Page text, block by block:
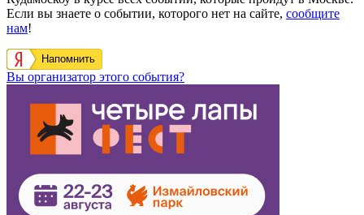
2026-06-24 2026-08-30
Москва, Зубовский бульвар, 2
Музей Москвы
Выставка «Век в лозунгах и красках.
Из истории московского плаката»
С 24 июня по 30 августа 2026 года в Музее Москвы пройдет
выставка «Век в лозунгах и красках…
https://schema.org/InStock 2026-06-23T09:10:00+03:00
На нашем сайте вы найдете всю информацию про событие
выставка гигантских тыкв в Аптекарском огороде 2023.